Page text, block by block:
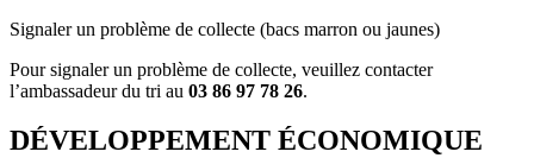
Signaler un problème de collecte (bacs marron ou jaunes)
Pour signaler un problème de collecte, veuillez contacter
l’ambassadeur du tri au 03 86 97 78 26.
DÉVELOPPEMENT ÉCONOMIQUE